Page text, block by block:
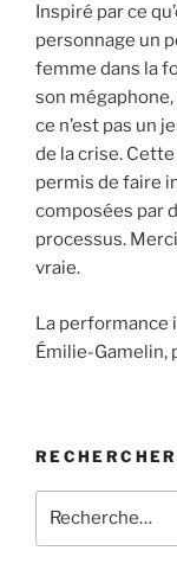
Inspiré par ce
personnage un
femme dans la
son mégaphone,
ce n’est pas un
de la crise.
permis de faire
composées par
processus.
vraie.
La performance
Émilie-Gamelin,
RECHERCHER
pour